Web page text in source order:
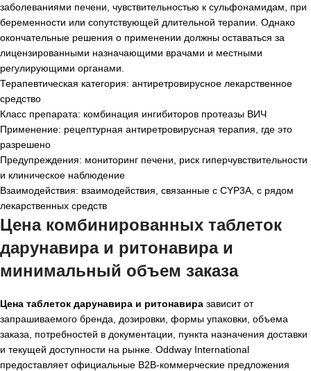
заболеваниями печени, чувствительностью к сульфонамидам, при
беременности или сопутствующей длительной терапии. Однако
окончательные решения о применении должны оставаться за
лицензированными назначающими врачами и местными
регулирующими органами.
Терапевтическая категория: антиретровирусное лекарственное
средство
Класс препарата: комбинация ингибиторов протеазы ВИЧ
Применение: рецептурная антиретровирусная терапия, где это
разрешено
Предупреждения: мониторинг печени, риск гиперчувствительности
и клиническое наблюдение
Взаимодействия: взаимодействия, связанные с CYP3A, с рядом
лекарственных средств
Цена комбинированных таблеток
дарунавира и ритонавира и
минимальный объем заказа
Цена таблеток дарунавира и ритонавира зависит от
запрашиваемого бренда, дозировки, формы упаковки, объема
заказа, потребностей в документации, пункта назначения доставки
и текущей доступности на рынке. Oddway International
предоставляет официальные B2B-коммерческие предложения